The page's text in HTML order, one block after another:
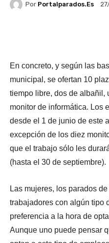
Por Portalparados.es
En concreto, y según las
municipal, se ofertan 10
tiempo libre, dos de albañil,
monitor de informática. Los
desde el 1 de junio de este
excepción de los diez
que el trabajo sólo les
(hasta el 30 de septiembre).
Las mujeres, los parados
trabajadores con algún tipo
preferencia a la hora de
Aunque uno puede pensar